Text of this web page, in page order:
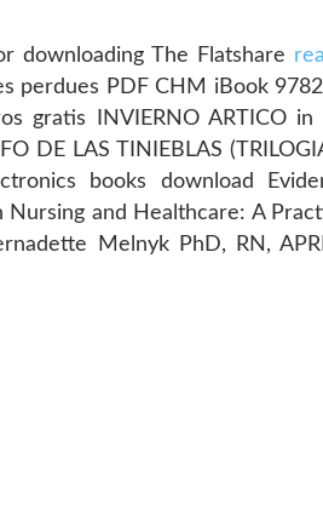
downloading The Flatshare
perdues PDF CHM iBook
gratis INVIERNO ARTICO in
DE LAS TINIEBLAS
books download
Nursing and Healthcare: A
Melnyk PhD, RN,